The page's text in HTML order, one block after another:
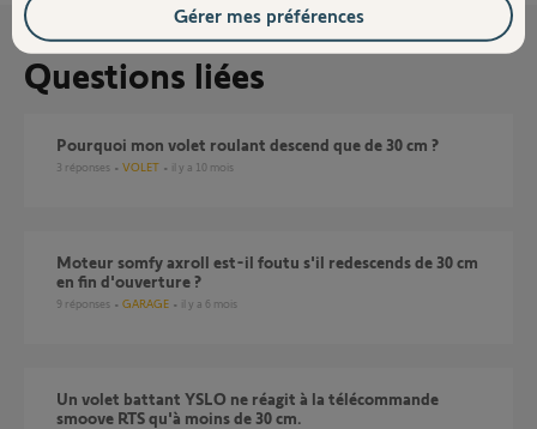
Questions liées
Pourquoi mon volet roulant descend que de 30 cm ?
3 réponses VOLET il y a 10 mois
moteur somfy axroll est-il foutu s'il redescends de 30 cm
en fin d'ouverture ?
9 réponses GARAGE il y a 6 mois
Un volet battant YSLO ne réagit à la télécommande
smoove RTS qu'à moins de 30 cm.
Gérer mes préférences